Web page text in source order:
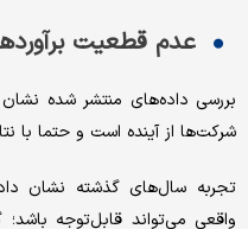
عدم قطعیت
بررسی داده‌های منتشر شده نشان
شرکت‌ها از آینده است و حتما با
تجربه سال‌های گذشته نشان
واقعی می‌تواند قابل‌توجه